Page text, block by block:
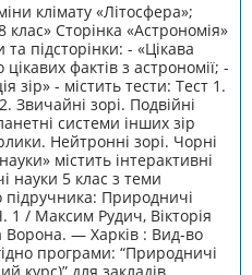
клімату «Літосфера»;
клас» Сторінка «Астрономія»
підсторінки: - «Цікава
фактів з астрономії; -
зір» - містить тести: Тест 1.
Звичайні зорі. Подвійні
системи інших зір
Нейтронні зорі. Чорні
містить інтерактивні
науки 5 клас з теми
підручника: Природничі
1 / Максим Рудич, Вікторія
Ворона. — Харків : Вид-во
програми: “Природничі